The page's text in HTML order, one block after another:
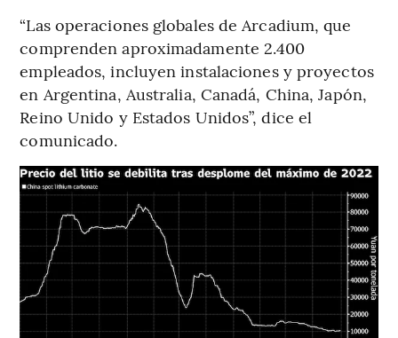
“Las operaciones globales de Arcadium, que
comprenden aproximadamente 2.400
empleados, incluyen instalaciones y proyectos
en Argentina, Australia, Canadá, China, Japón,
Reino Unido y Estados Unidos”, dice el
comunicado.